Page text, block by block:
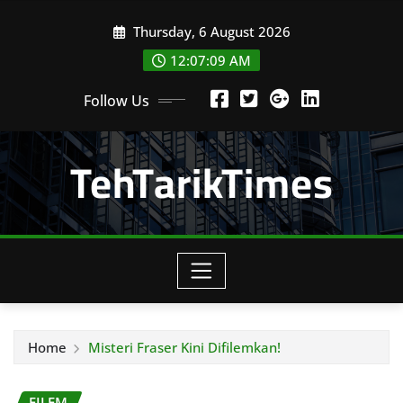
Thursday, 6 August 2026
12:07:11 AM
Follow Us
TehTarikTimes
Home Misteri Fraser Kini Difilemkan!